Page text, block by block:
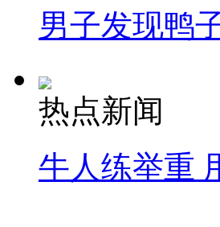
男子发现鸭
热点新闻
牛人练举重